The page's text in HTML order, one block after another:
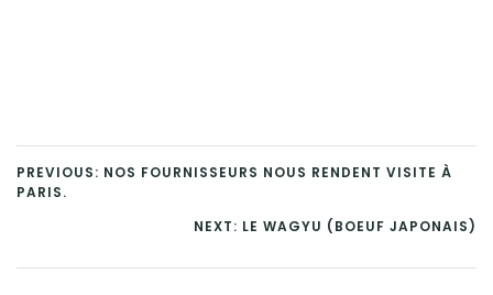
PREVIOUS: NOS FOURNISSEURS NOUS RENDENT VISITE À
PARIS.
NEXT: LE WAGYU (BOEUF JAPONAIS)